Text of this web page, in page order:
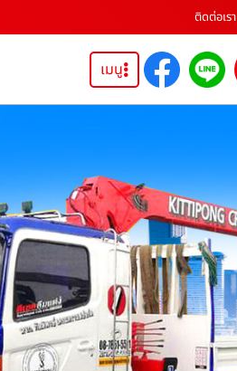
ติดต่อเรา
เมนู